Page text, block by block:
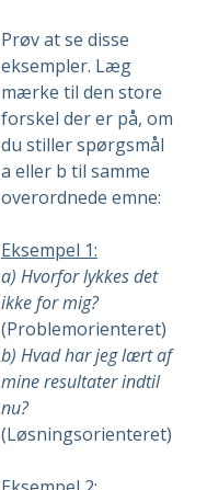
Prøv at se disse
eksempler. Læg
mærke til den store
forskel der er på, om
du stiller spørgsmål
a eller b til samme
overordnede emne:
Eksempel 1:
a) Hvorfor lykkes det
ikke for mig?
(Problemorienteret)
b) Hvad har jeg lært af
mine resultater indtil
nu?
(Løsningsorienteret)